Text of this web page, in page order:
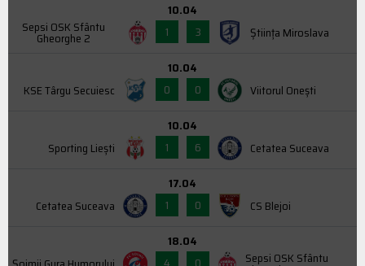
Sepsi OSK Sfântu
Gheorghe 2
10.04
1
3 Știința Miroslava
KSE Târgu Secuiesc
10.04
0
0 Viitorul Onești
Sporting Liești
10.04
1
6 Cetatea Suceava
Cetatea Suceava
17.04
1
0 CS Blejoi
18.04
Sepsi OSK Sfântu